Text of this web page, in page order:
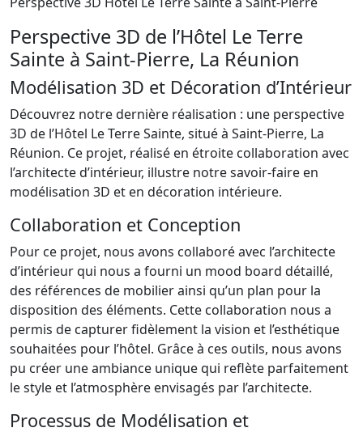
Perspective 3D de l’Hôtel Le Terre
Sainte à Saint-Pierre, La Réunion
Modélisation 3D et Décoration d’Intérieur
Découvrez notre dernière réalisation : une perspective
3D de l’Hôtel Le Terre Sainte, situé à Saint-Pierre, La
Réunion. Ce projet, réalisé en étroite collaboration avec
l’architecte d’intérieur, illustre notre savoir-faire en
modélisation 3D et en décoration intérieure.
Collaboration et Conception
Pour ce projet, nous avons collaboré avec l’architecte
d’intérieur qui nous a fourni un mood board détaillé,
des références de mobilier ainsi qu’un plan pour la
disposition des éléments. Cette collaboration nous a
permis de capturer fidèlement la vision et l’esthétique
souhaitées pour l’hôtel. Grâce à ces outils, nous avons
pu créer une ambiance unique qui reflète parfaitement
le style et l’atmosphère envisagés par l’architecte.
Processus de Modélisation et